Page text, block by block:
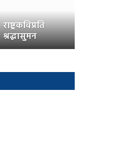
राष्ट्रकविप्रति
श्रद्धासुमन